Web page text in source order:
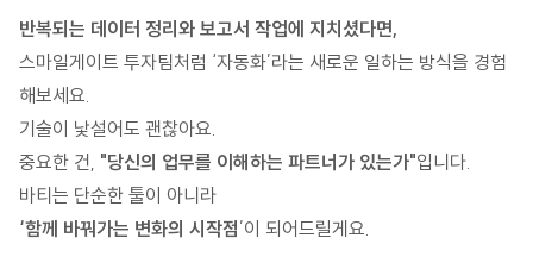
반복되는 데이터 정리와 보고서 작업에 지치셨다면,
스마일게이트 투자팀처럼 ‘자동화’라는 새로운 일하는 방식을 경험
해보세요.
기술이 낯설어도 괜찮아요.
중요한 건, "당신의 업무를 이해하는 파트너가 있는가"입니다.
바티는 단순한 툴이 아니라
‘함께 바꿔가는 변화의 시작점’이 되어드릴게요.